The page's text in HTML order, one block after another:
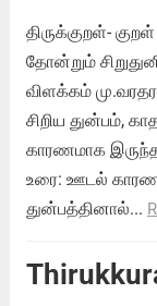
திருக்குறள்-
தோன்றும்
விளக்கம்
சிறிய துன்பம்,
காரணமாக
உரை: ஊடல்
துன்பத்தினால்...